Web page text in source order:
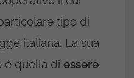
tipo di
italiana. La sua
è quella di essere